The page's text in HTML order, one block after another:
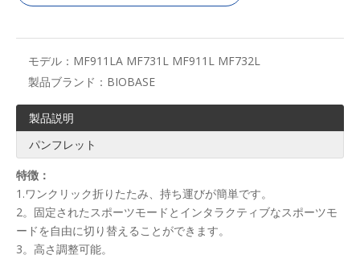
モデル： MF911LA MF731L MF911L MF732L
製品ブランド： BIOBASE
製品説明
パンフレット
特徴：
1.ワンクリック折りたたみ、持ち運びが簡単です。
2。固定されたスポーツモードとインタラクティブなスポーツモ
ードを自由に切り替えることができます。
3。高さ調整可能。